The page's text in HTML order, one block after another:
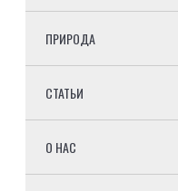
ПРИРОДА
СТАТЬИ
О НАС